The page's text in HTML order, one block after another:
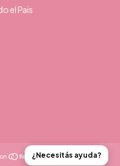
el Pais
¿Necesitás ayuda?